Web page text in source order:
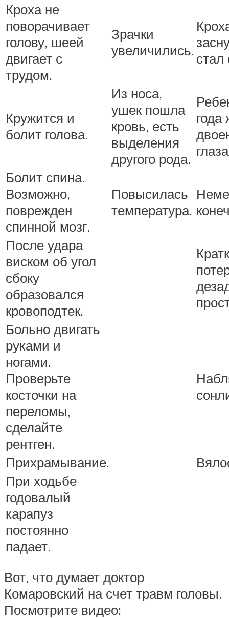
Кроха не
поворачивает
голову, шеей
двигает с
трудом.
Зрачки
увеличились. стал
Кружится и
болит голова.
Из носа,
ушек пошла
кровь, есть
выделения
другого рода.
года
Болит спина.
Возможно,
поврежден
спинной мозг.
Повысилась
температура.
После удара
виском об угол
сбоку
образовался
кровоподтек.
Больно двигать
руками и
ногами.
Проверьте
косточки на
переломы,
сделайте
рентген.
Прихрамывание.
При ходьбе
годовалый
карапуз
постоянно
падает.
Вот, что думает доктор
Комаровский на счет травм головы.
Посмотрите видео: